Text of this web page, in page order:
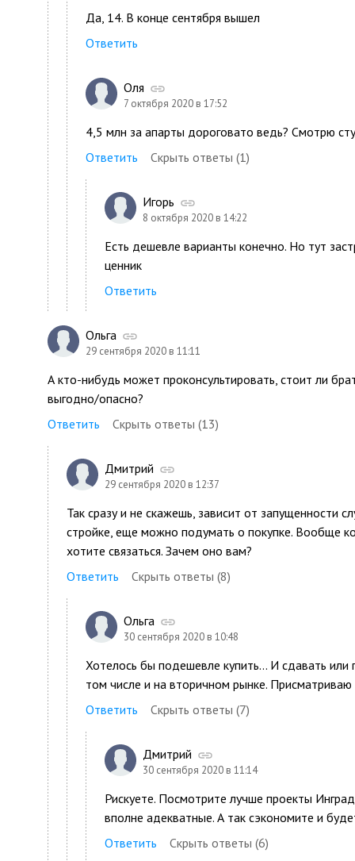
Да, 14. В конце сентября вышел
Ответить
Оля
7 октября 2020 в 17:52
4,5 млн за апарты дороговато ведь? Смотрю
Ответить
Скрыть ответы (1)
Игорь
8 октября 2020 в 14:22
Есть дешевле варианты конечно. Но тут
ценник
Ответить
Ольга
29 сентября 2020 в 11:11
А кто-нибудь может проконсультировать, стоит ли
выгодно/опасно?
Ответить
Скрыть ответы (13)
Дмитрий
29 сентября 2020 в 12:37
Так сразу и не скажешь, зависит от запущенности
стройке, еще можно подумать о покупке. Вообще
хотите связаться. Зачем оно вам?
Ответить
Скрыть ответы (8)
Ольга
30 сентября 2020 в 10:48
Хотелось бы подешевле купить... И сдавать или
том числе и на вторичном рынке. Присматриваю
Ответить
Скрыть ответы (7)
Дмитрий
30 сентября 2020 в 11:14
Рискуете. Посмотрите лучше проекты
вполне адекватные. А так сэкономите и
Ответить
Скрыть ответы (6)